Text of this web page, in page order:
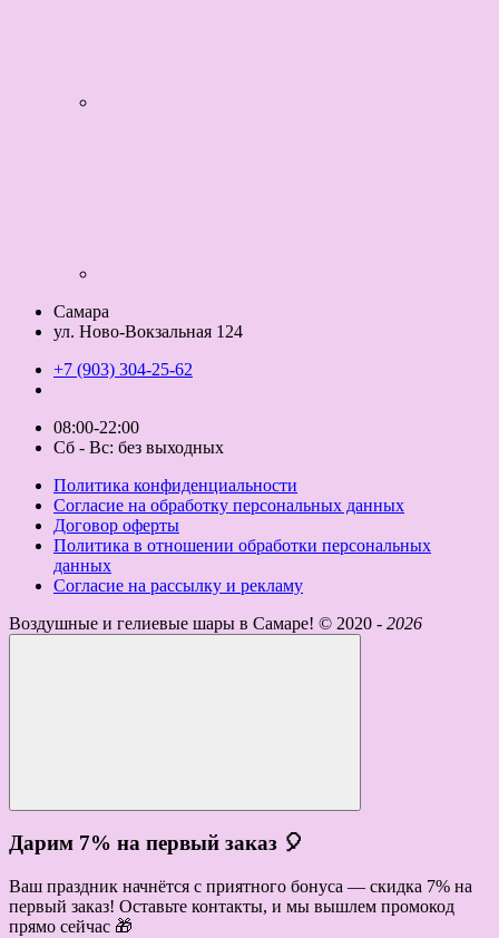
Самара
ул. Ново-Вокзальная 124
+7 (903) 304-25-62
08:00-22:00
Сб - Вс: без выходных
Политика конфиденциальности
Согласие на обработку персональных данных
Договор оферты
Политика в отношении обработки персональных
данных
Согласие на рассылку и рекламу
Воздушные и гелиевые шары в Самаре! © 2020 - 2026
Дарим 7% на первый заказ 🎈
Ваш праздник начнётся с приятного бонуса — скидка 7% на
первый заказ! Оставьте контакты, и мы вышлем промокод
прямо сейчас 🎁